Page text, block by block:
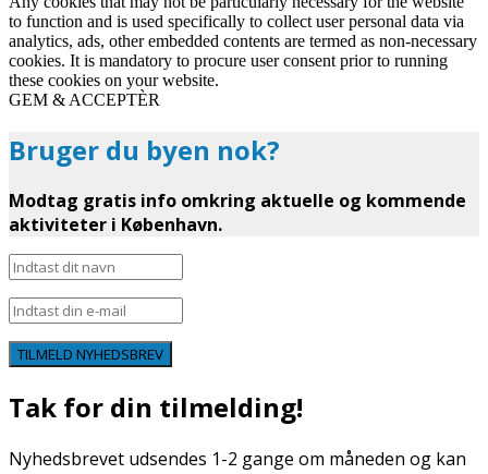
to function and is used specifically to collect user personal data via
analytics, ads, other embedded contents are termed as non-necessary
cookies. It is mandatory to procure user consent prior to running
these cookies on your website.
GEM & ACCEPTÈR
Bruger du byen nok?
Modtag gratis info omkring aktuelle og kommende
aktiviteter i København.
TILMELD NYHEDSBREV
Tak for din tilmelding!
Nyhedsbrevet udsendes 1-2 gange om måneden og kan